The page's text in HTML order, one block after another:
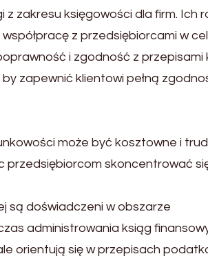
zakresu księgowości dla firm. Ich
z przedsiębiorcami w
i zgodność z przepisami
zapewnić klientowi pełną
może być kosztowne i
przedsiębiorcom skoncentrować
są doświadczeni w obszarze
administrowania ksiąg
orientują się w przepisach